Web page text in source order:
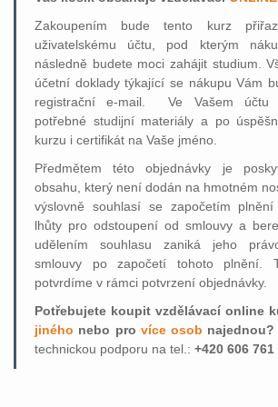
Zakoupením bude tento kurz
uživatelskému účtu, pod kterým
následně budete moci zahájit studium.
účetní doklady týkající se nákupu Vám
registrační e-mail. Ve Vašem účtu
potřebné studijní materiály a po
kurzu i certifikát na Vaše jméno.
Předmětem této objednávky je
obsahu, který není dodán na hmotném
výslovně souhlasí se započetím
lhůty pro odstoupení od smlouvy a
udělením souhlasu zaniká jeho
smlouvy po započetí tohoto plnění.
potvrdíme v rámci potvrzení objednávky.
Potřebujete koupit vzdělávací online
jiného nebo pro více osob najednou?
technickou podporu na tel.: +420 606 761